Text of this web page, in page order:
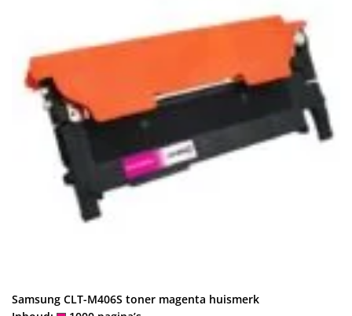
Samsung CLT-M406S toner magenta huismerk